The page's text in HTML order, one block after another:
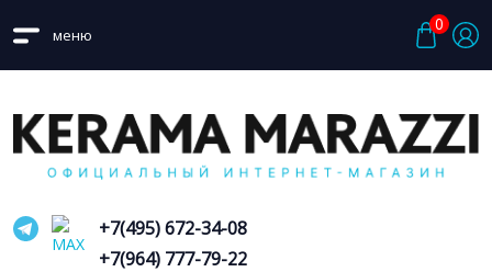
меню
0
+7(495) 672-34-08
+7(964) 777-79-22